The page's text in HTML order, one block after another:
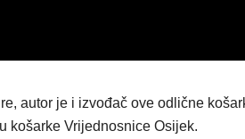
autor je i izvođač ove odlične
košarke Vrijednosnice Osijek.